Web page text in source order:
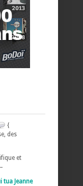
{
des
et
tua Jeanne